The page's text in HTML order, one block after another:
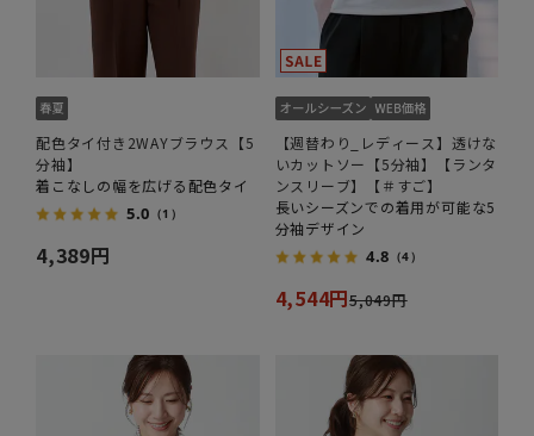
配色タイ付き2WAYブラウス【5
分袖】
着こなしの幅を広げる配色タイ
5.0 （1）
4,389円
【週替わり_レディース】透けな
いカットソー【5分袖】【ランタ
ンスリーブ】【＃すご】
長いシーズンでの着用が可能な5
分袖デザイン
4.8 （4）
4,544円5,049円